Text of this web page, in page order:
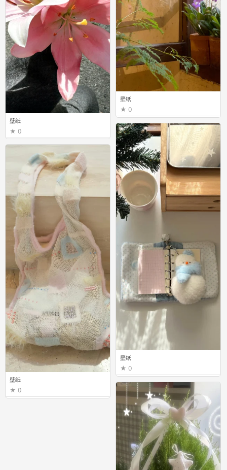
壁纸
0
壁纸
0
壁纸
0
壁纸
0